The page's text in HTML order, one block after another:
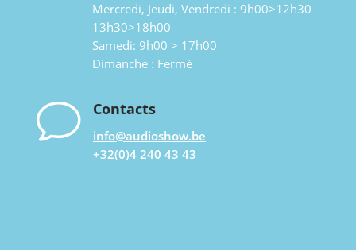
Mercredi, Jeudi, Vendredi : 9h00>12h30
13h30>18h00
Samedi: 9h00 > 17h00
Dimanche : Fermé
v Contacts
info@audioshow.be
+32(0)4 240 43 43